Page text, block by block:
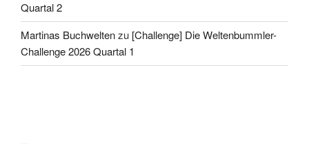
Quartal 2
Martinas Buchweltenzu [Challenge] Die Weltenbummler-
Challenge 2026 Quartal 1